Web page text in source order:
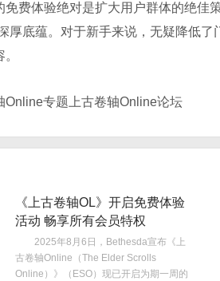
体验绝对是扩大用户群体的绝佳
厚底蕴。对于新手来说，无疑降低
Online专题上古卷轴Online论坛
《上古卷轴OL》开启免费体验
活动 畅享所有会员特权
2025年8月6日，Bethesda宣布《上
古卷轴Online（The Elder Scrolls
Online）》（ESO）现已开启为期一周的